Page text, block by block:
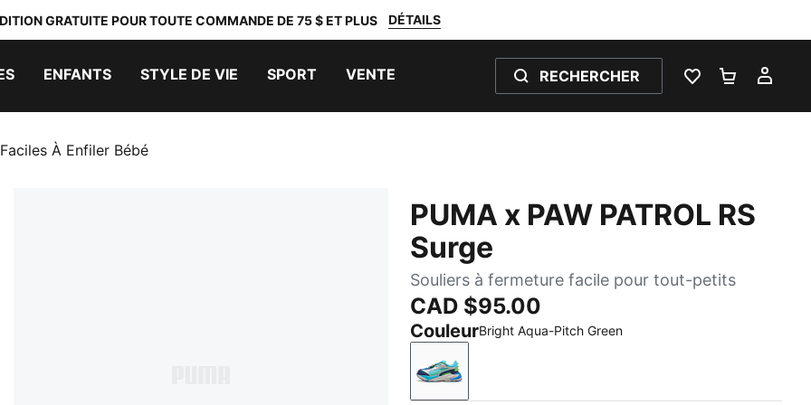
GRATUITE POUR TOUTE COMMANDE DE 75 $ ET PLUS DÉTAILS
ENFANTS STYLE DE VIE SPORT VENTE RECHERCHER
LISTE DEPANIER 0
À Enfiler Bébé
PUMA x PAW PATROL RS
Surge
Souliers à fermeture facile pour tout-petits
CAD $95.00
CouleurBright Aqua-Pitch Green
Bright Aqua-Pitch Green